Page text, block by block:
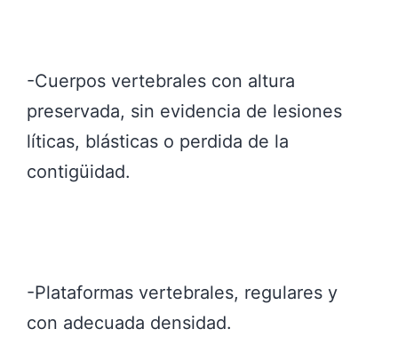
-Cuerpos vertebrales con altura
preservada, sin evidencia de lesiones
líticas, blásticas o perdida de la
contigüidad.
-Plataformas vertebrales, regulares y
con adecuada densidad.